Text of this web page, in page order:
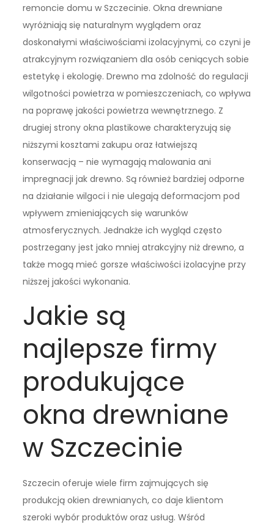
remoncie domu w Szczecinie. Okna drewniane
wyróżniają się naturalnym wyglądem oraz
doskonałymi właściwościami izolacyjnymi, co czyni je
atrakcyjnym rozwiązaniem dla osób ceniących sobie
estetykę i ekologię. Drewno ma zdolność do regulacji
wilgotności powietrza w pomieszczeniach, co wpływa
na poprawę jakości powietrza wewnętrznego. Z
drugiej strony okna plastikowe charakteryzują się
niższymi kosztami zakupu oraz łatwiejszą
konserwacją – nie wymagają malowania ani
impregnacji jak drewno. Są również bardziej odporne
na działanie wilgoci i nie ulegają deformacjom pod
wpływem zmieniających się warunków
atmosferycznych. Jednakże ich wygląd często
postrzegany jest jako mniej atrakcyjny niż drewno, a
także mogą mieć gorsze właściwości izolacyjne przy
niższej jakości wykonania.
Jakie są
najlepsze firmy
produkujące
okna drewniane
w Szczecinie
Szczecin oferuje wiele firm zajmujących się
produkcją okien drewnianych, co daje klientom
szeroki wybór produktów oraz usług. Wśród